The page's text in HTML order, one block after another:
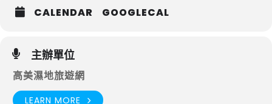
CALENDAR GOOGLECAL
主辦單位
高美濕地旅遊網
LEARN MORE